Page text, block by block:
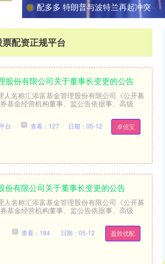
配多多 特朗普与波特兰再起冲突
票配资正规平台
股份有限公司关于董事长变更的公告
名称汇添富基金管理股份有限公司《公开募
基金经营机构董事、监公告依据事、高级
卓信宝
台 查看：127 日期：05-12
份有限公司关于董事长变更的公告
名称汇添富基金管理股份有限公司《公开募
基金经营机构董事、监公告依据事、高级
盈胜优配
查看：184 日期：05-12